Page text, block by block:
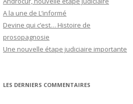
A la une de L’informé
Devine qui c’est… Histoire de
prosopagnosie
Une nouvelle étape judiciaire importante
LES DERNIERS COMMENTAIRES